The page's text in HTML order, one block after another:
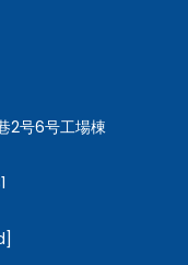
2号6号工場棟